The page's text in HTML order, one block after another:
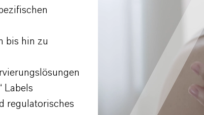
bis hin zu
Labels
regulatorisches